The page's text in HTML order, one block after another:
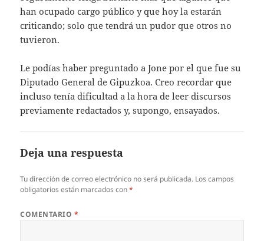
han ocupado cargo público y que hoy la estarán
criticando; solo que tendrá un pudor que otros no
tuvieron.
Le podías haber preguntado a Jone por el que fue su
Diputado General de Gipuzkoa. Creo recordar que
incluso tenía dificultad a la hora de leer discursos
previamente redactados y, supongo, ensayados.
Deja una respuesta
Tu dirección de correo electrónico no será publicada. Los campos
obligatorios están marcados con*
COMENTARIO *